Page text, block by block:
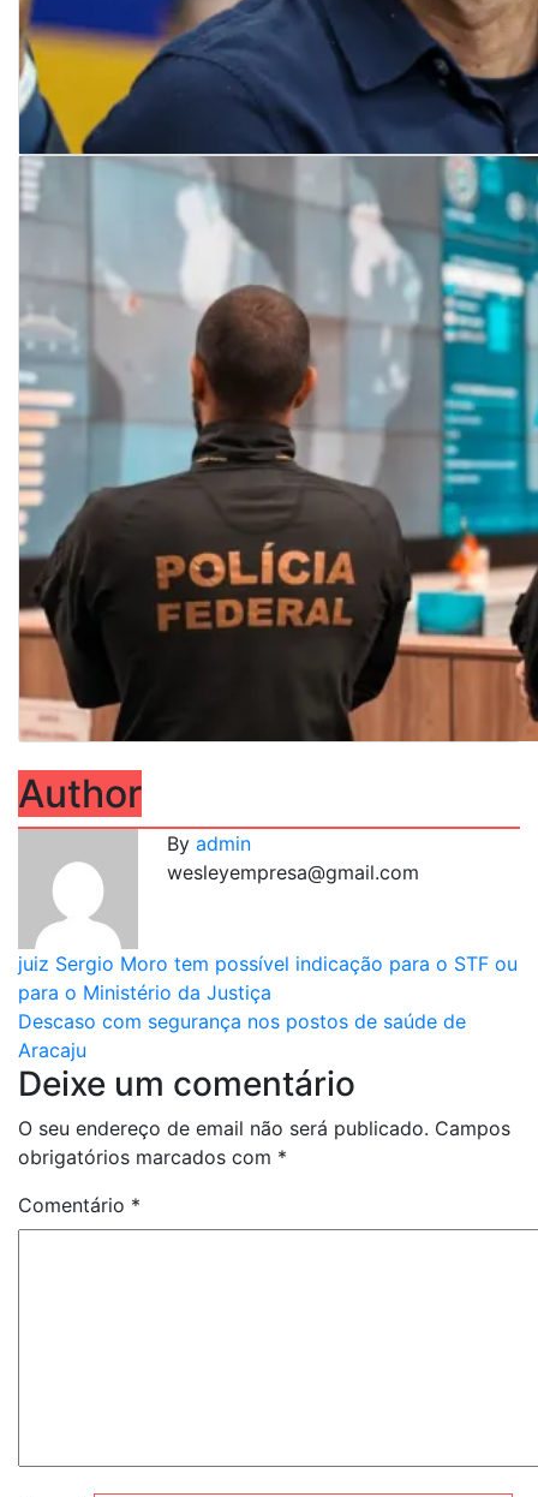
Author
By admin
wesleyempresa@gmail.com
Navegação
de
artigos
juiz Sergio Moro tem possível indicação para o STF ou
para o Ministério da Justiça
Descaso com segurança nos postos de saúde de
Aracaju
Deixe um comentário
O seu endereço de email não será publicado. Campos
obrigatórios marcados com *
Comentário *